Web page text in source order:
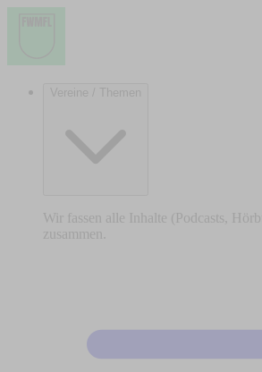
Vereine / Themen
Wir fassen alle Inhalte (Podcasts,
zusammen.